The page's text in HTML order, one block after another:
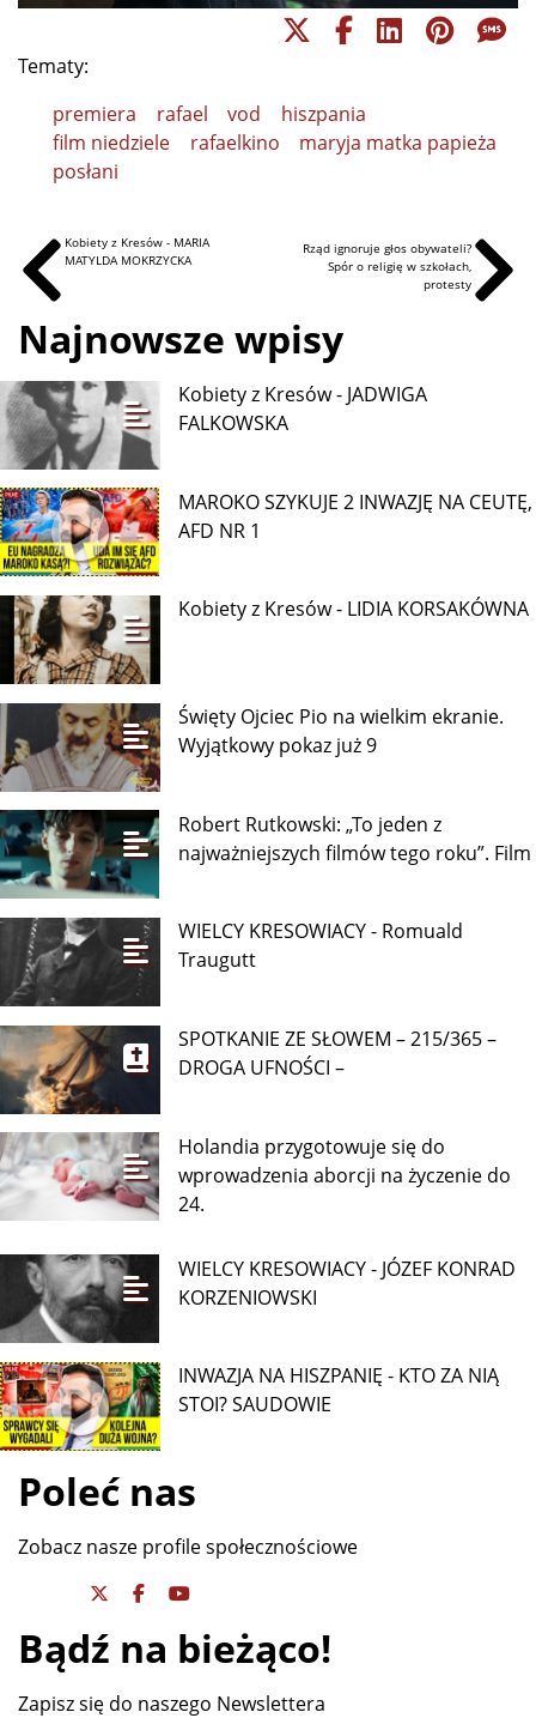
Tematy:
premiera
rafael vod
hiszpania
film niedziele
rafaelkino
maryja matka papieża
posłani
Kobiety z Kresów - MARIA
MATYLDA MOKRZYCKA
Rząd ignoruje głos obywateli?
Spór o religię w szkołach,
protesty
Najnowsze wpisy
Kobiety z Kresów - JADWIGA
FALKOWSKA
MAROKO SZYKUJE 2 INWAZJĘ NA CEUTĘ,
AFD NR 1
Kobiety z Kresów - LIDIA KORSAKÓWNA
Święty Ojciec Pio na wielkim ekranie.
Wyjątkowy pokaz już 9
Robert Rutkowski: „To jeden z
najważniejszych filmów tego roku”. Film
WIELCY KRESOWIACY - Romuald
Traugutt
SPOTKANIE ZE SŁOWEM – 215/365 –
DROGA UFNOŚCI –
Holandia przygotowuje się do
wprowadzenia aborcji na życzenie do
24.
WIELCY KRESOWIACY - JÓZEF KONRAD
KORZENIOWSKI
INWAZJA NA HISZPANIĘ - KTO ZA NIĄ
STOI? SAUDOWIE
Poleć nas
Zobacz nasze profile społecznościowe
Bądź na bieżąco!
Zapisz się do naszego Newslettera